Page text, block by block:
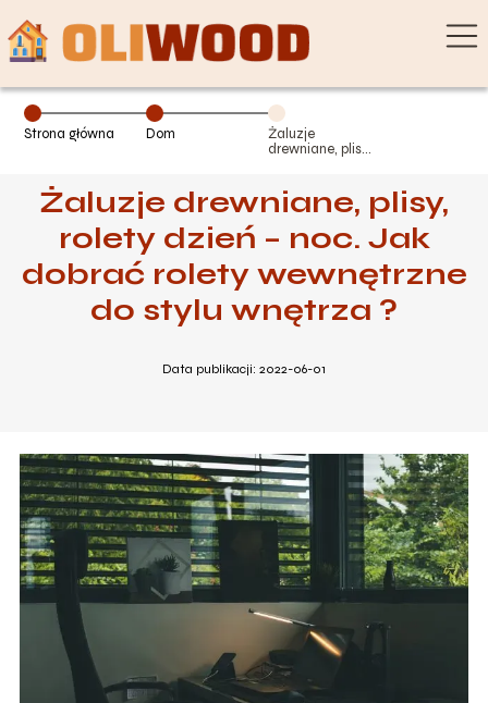
Strona główna Dom
Żaluzje
drewniane, plisy,
rolety
wewnętrzne do
Żaluzje drewniane, plisy,
rolety dzień – noc. Jak
dobrać rolety wewnętrzne
do stylu wnętrza ?
Data publikacji: 2022-06-01